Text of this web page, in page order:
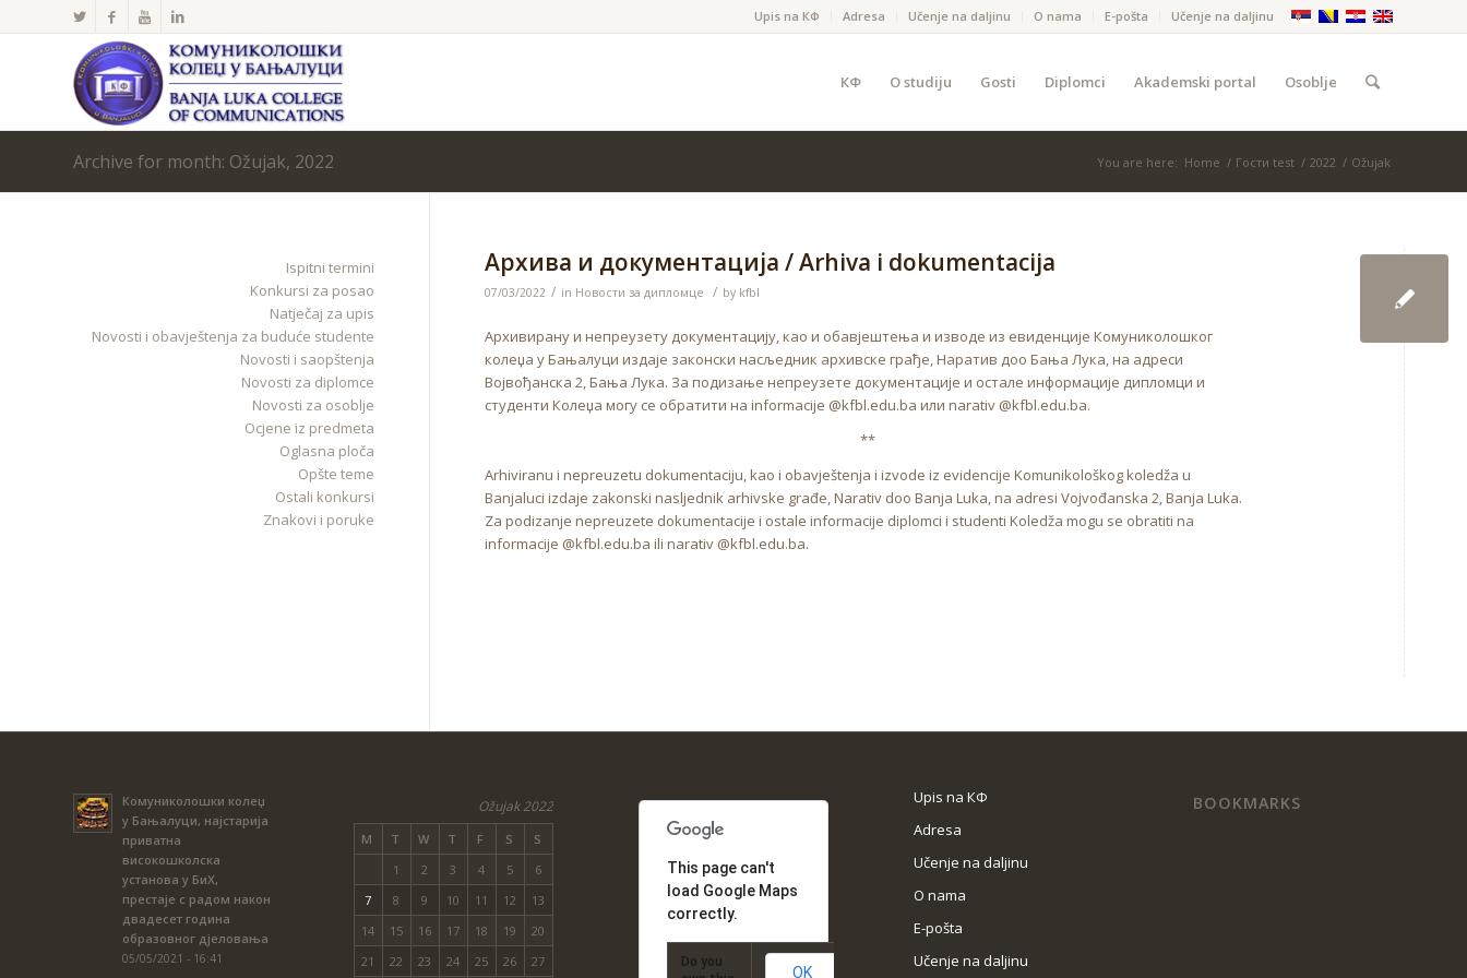
Upis na КФ Adresa Učenje na daljinu O nama Е-pošta Učenje na daljinu
КФ O studiju Gosti Diplomci Akademski portal Osoblje
Archive for month: Ožujak, 2022 You are here: Home / Гости test / 2022 / Ožujak
Архива и документација / Arhiva i dokumentacija
07/03/2022 / in Новости за дипломце / by kfbl
Архивирану и непреузету документацију, као и обавјештења и изводе из евиденције Комуниколошког
колеџа у Бањалуци издаје законски насљедник архивске грађе, Наратив доо Бања Лука, на адреси
Војвођанска 2, Бања Лука. За подизање непреузете документације и остале информације дипломци и
студенти Колеџа могу се обратити на informacije @kfbl.edu.ba или narativ @kfbl.edu.ba.
**
Arhiviranu i nepreuzetu dokumentaciju, kao i obavještenja i izvode iz evidencije Komunikološkog koledža u
Banjaluci izdaje zakonski nasljednik arhivske građe, Narativ doo Banja Luka, na adresi Vojvođanska 2, Banja Luka.
Za podizanje nepreuzete dokumentacije i ostale informacije diplomci i studenti Koledža mogu se obratiti na
informacije @kfbl.edu.ba ili narativ @kfbl.edu.ba.
Ispitni termini
Konkursi za posao
Natječaj za upis
Novosti i obavještenja za buduće studente
Novosti i saopštenja
Novosti za diplomce
Novosti za osoblje
Ocjene iz predmeta
Oglasna ploča
Opšte teme
Ostali konkursi
Znakovi i poruke
Комуниколошки колеџ
у Бањалуци, најстарија
приватна
високошколска
установа у БиХ,
престаје с радом након
двадесет година
образовног дјеловања
05/05/2021 - 16:41
Ožujak 2022
M T W T F S S
1 2 3 4 5
6
7
8 9 10 11 12
13
14
15 16 17 18 19
20
21
22 23 24 25 26
27
This page can't
load Google Maps
correctly.
Do you
OK
Upis na КФ
Adresa
Učenje na daljinu
O nama
Е-pošta
Učenje na daljinu
BOOKMARKS